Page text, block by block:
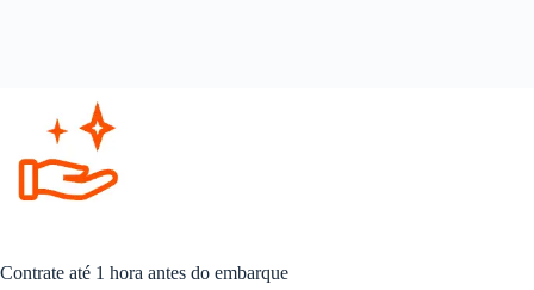
Contrate até 1 hora antes do embarque